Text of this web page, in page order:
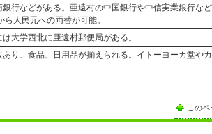
行などがある。亜遠村の中国銀行や中信実業銀行な
人民元への両替が可能。
大学西北に亜遠村郵便局がある。
り、食品、日用品が揃えられる。イトーヨーカ堂や
この